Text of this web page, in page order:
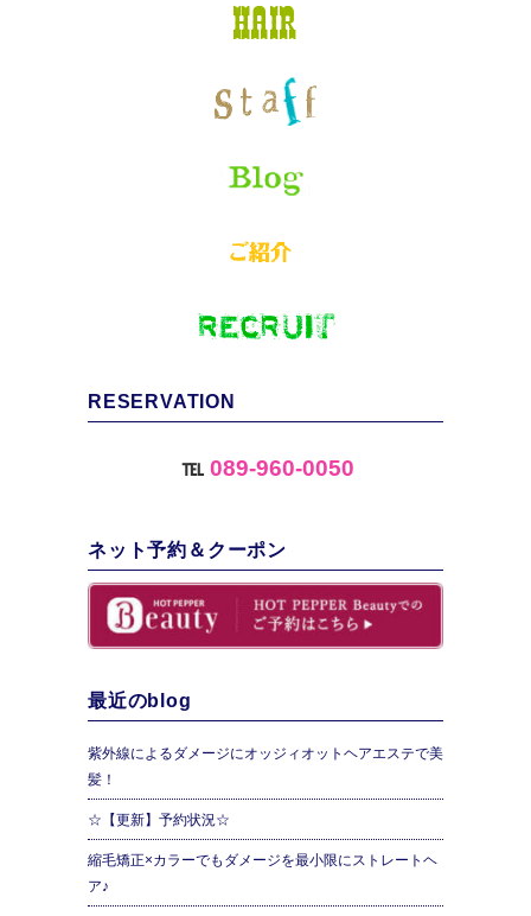
RESERVATION
℡ 089-960-0050
ネット予約＆クーポン
最近のblog
紫外線によるダメージにオッジィオットヘアエステで美
髪！
☆【更新】予約状況☆
縮毛矯正×カラーでもダメージを最小限にストレートヘ
ア♪